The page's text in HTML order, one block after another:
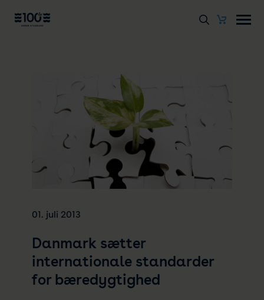
01. juli 2013
Danmark sætter
internationale standarder
for bæredygtighed